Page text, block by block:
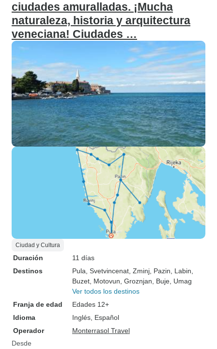
ciudades amuralladas. ¡Mucha
naturaleza, historia y arquitectura
veneciana! Ciudades …
Ciudad y Cultura
Duración
11 días
Destinos
Pula , Svetvincenat , Zminj , Pazin , Labin
Buzet , Motovun , Groznjan , Buje , Umag
Ver todos los destinos
Franja de edad
Edades 12+
Idioma
Inglés, Español
Operador
Monterrasol Travel
Desde